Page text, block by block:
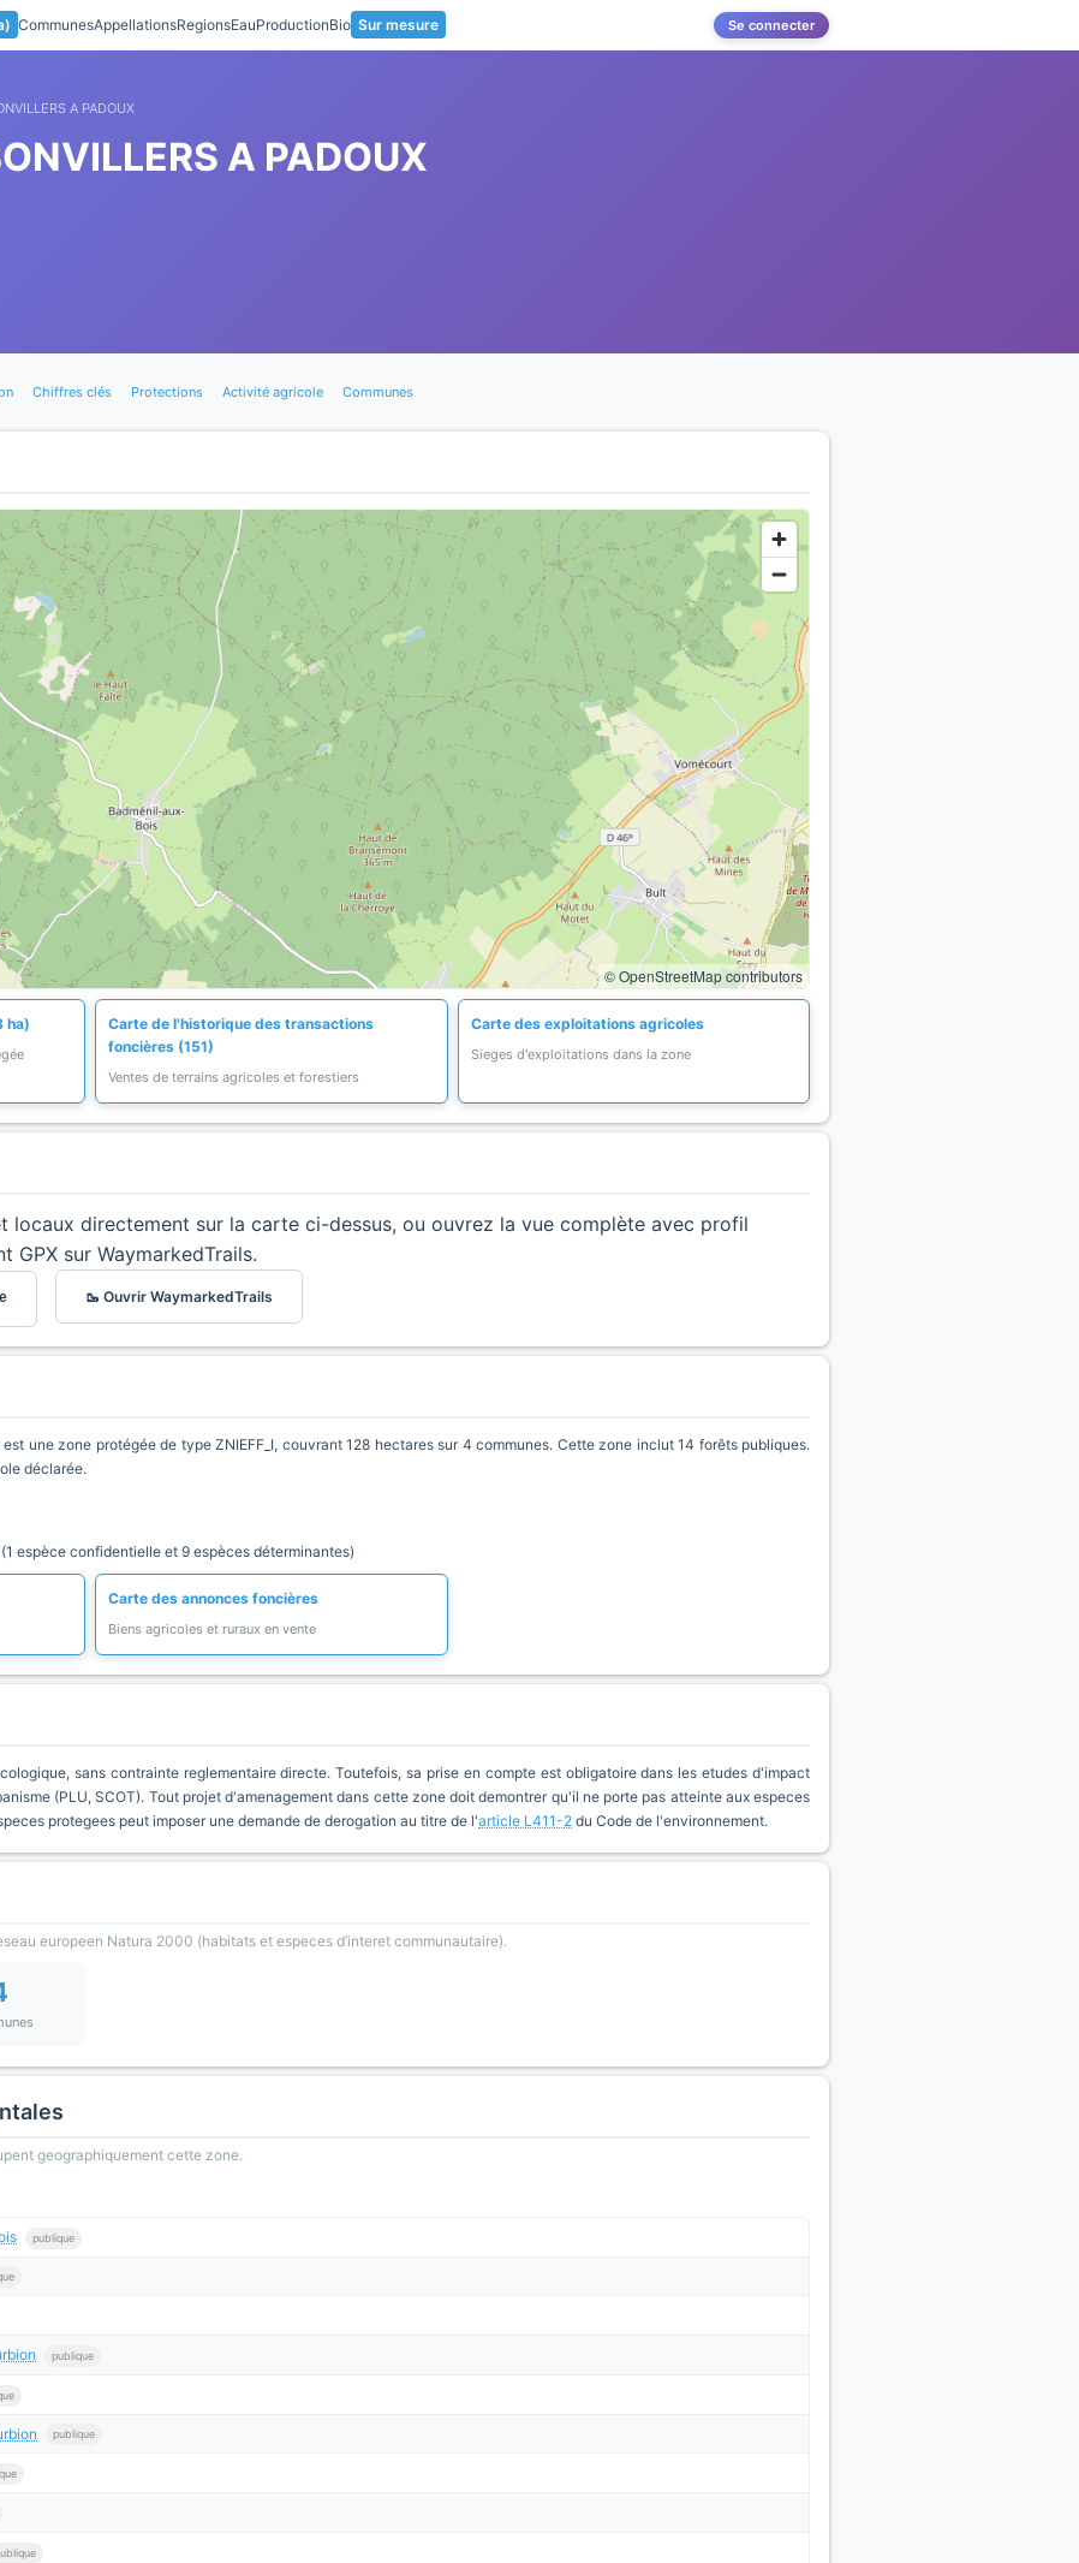
CommunesAppellationsRegionsEauProductionBio Sur mesure Se connecter
A PADOUX
A PADOUX
Chiffres clés Protections Activité agricole Communes
© OpenStreetMap contributors
ha)
Carte de l'historique des transactions
foncières (151)
Ventes de terrains agricoles et forestiers
Carte des exploitations agricoles
Sieges d'exploitations dans la zone
locaux directement sur la carte ci-dessus, ou ouvrez la vue complète avec profil
GPX sur WaymarkedTrails.
🥾 Ouvrir WaymarkedTrails
est une zone protégée de type ZNIEFF_I, couvrant 128 hectares sur 4 communes. Cette zone inclut 14 forêts publiques.
déclarée.
(1 espèce confidentielle et 9 espèces déterminantes)
Carte des annonces foncières
Biens agricoles et ruraux en vente
sans contrainte reglementaire directe. Toutefois, sa prise en compte est obligatoire dans les etudes d'impact
(PLU, SCOT). Tout projet d'amenagement dans cette zone doit demontrer qu'il ne porte pas atteinte aux especes
protegees peut imposer une demande de derogation au titre de l'article L411-2 du Code de l'environnement.
europeen Natura 2000 (habitats et especes d’interet communautaire).
geographiquement cette zone.
publique
publique
publique